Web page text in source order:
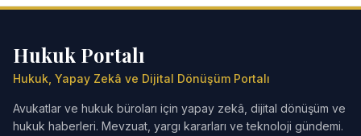
Hukuk Portalı
Hukuk, Yapay Zekâ ve Dijital Dönüşüm Portalı
Avukatlar ve hukuk büroları için yapay zekâ, dijital dönüşüm ve
hukuk haberleri. Mevzuat, yargı kararları ve teknoloji gündemi.